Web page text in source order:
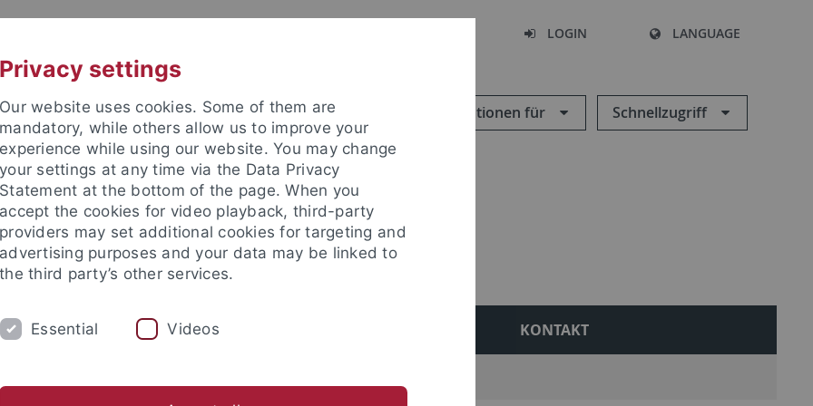
LOGIN LANGUAGE
Informationen für Schnellzugriff
Religionspädagogik
PUBLIKATIONEN KONTAKT
Privacy settings
Our website uses cookies. Some of them are
mandatory, while others allow us to improve your
experience while using our website. You may change
your settings at any time via the Data Privacy
Statement at the bottom of the page. When you
accept the cookies for video playback, third-party
providers may set additional cookies for targeting and
advertising purposes and your data may be linked to
the third party’s other services.
Essential Videos